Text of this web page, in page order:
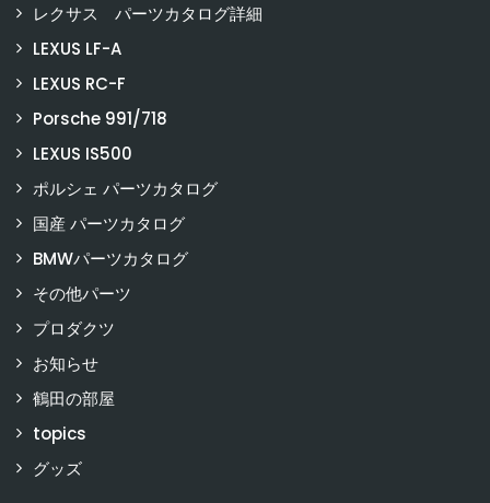
レクサス パーツカタログ詳細
LEXUS LF-A
LEXUS RC-F
Porsche 991/718
LEXUS IS500
ポルシェ パーツカタログ
国産 パーツカタログ
BMWパーツカタログ
その他パーツ
プロダクツ
お知らせ
鶴田の部屋
topics
グッズ